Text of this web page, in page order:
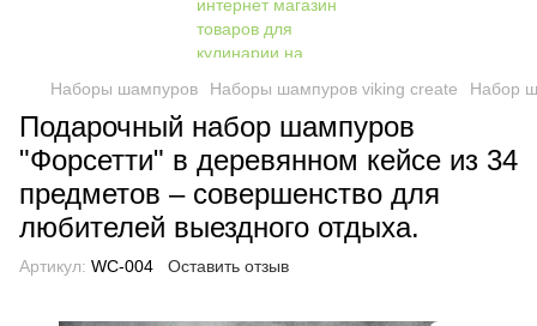
Наборы шампуров Наборы шампуров viking create Набор
Подарочный набор шампуров
"Форсетти" в деревянном кейсе из 34
предметов – совершенство для
любителей выездного отдыха.
Артикул: WC-004 Оставить отзыв